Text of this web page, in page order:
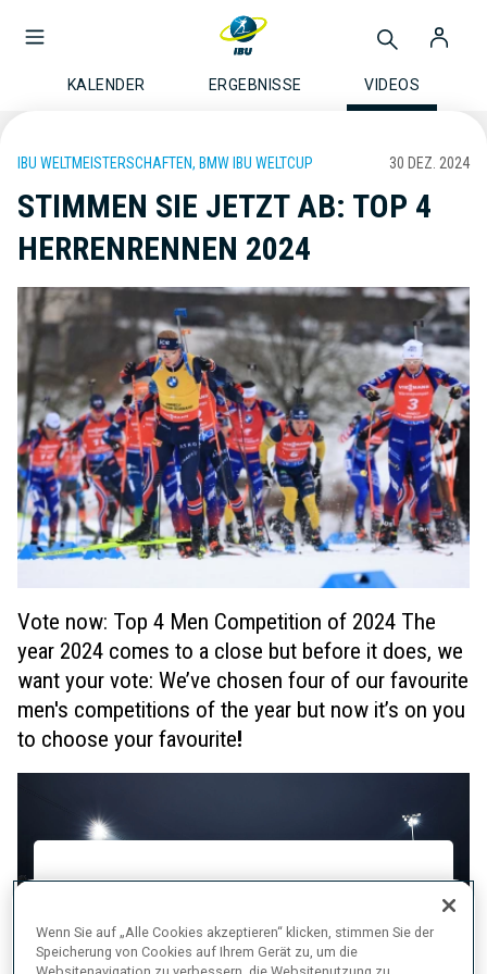
KALENDER ERGEBNISSE VIDEOS
IBU WELTMEISTERSCHAFTEN, BMW IBU WELTCUP 30 DEZ. 2024
STIMMEN SIE JETZT AB: TOP 4
HERRENRENNEN 2024
Vote now: Top 4 Men Competition of 2024 The
year 2024 comes to a close but before it does, we
want your vote: We’ve chosen four of our favourite
men's competitions of the year but now it’s on you
to choose your favourite!
Wenn Sie auf „Alle Cookies akzeptieren“ klicken, stimmen Sie der
Speicherung von Cookies auf Ihrem Gerät zu, um die